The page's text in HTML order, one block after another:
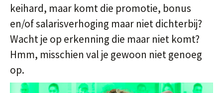
keihard, maar komt die promotie, bonus
en/of salarisverhoging maar niet dichterbij?
Wacht je op erkenning die maar niet komt?
Hmm, misschien val je gewoon niet genoeg
op.